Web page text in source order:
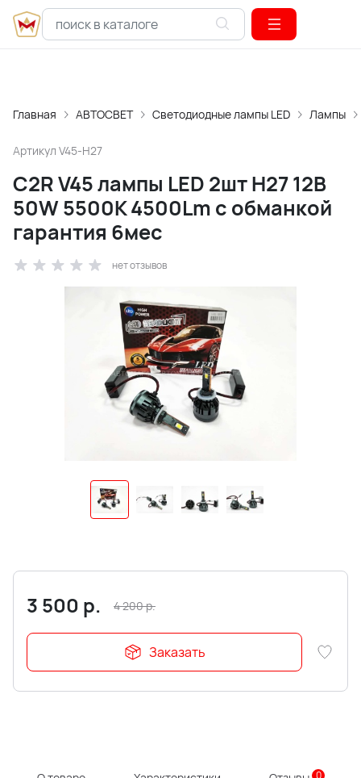
Главная АВТОСВЕТ Светодиодные лампы LED Лампы
Артикул V45-H27
C2R V45 лампы LED 2шт H27 12В
50W 5500K 4500Lm с обманкой
гарантия 6мес
нет отзывов
3 500 р. 4 200р.
Заказать
0